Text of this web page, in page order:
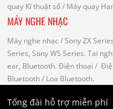
quay Kĩ thuật số/ Máy quay
MÁY NGHE NHẠC
Máy nghe nhạc / Sony ZX
Series, Sony WS Series. Tai
ear, Bluetooth. Điện thoại /
Bluetooth/ Loa Bluetooth.
Tổng đài hỗ trợ miễn phí